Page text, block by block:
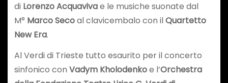
di Lorenzo Acquavivae le musiche suonate dal
M° Marco Secoal clavicembalo con ilQuartetto
New Era.
Al Verdi di Trieste tutto esaurito per il concerto
sinfonico con Vadym Kholodenkoe l’Orchestra